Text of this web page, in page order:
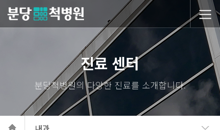
당척병원
진료 센터